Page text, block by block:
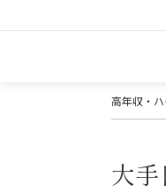
高年収・
大